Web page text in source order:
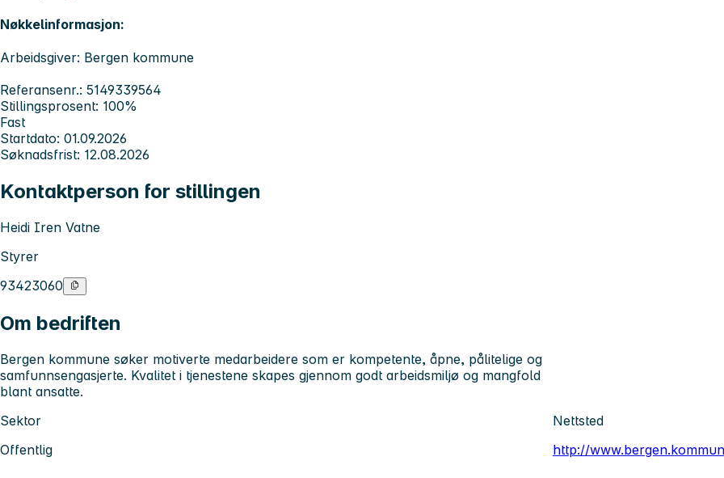
Nøkkelinformasjon:
Arbeidsgiver: Bergen kommune
Referansenr.: 5149339564
Stillingsprosent: 100%
Fast
Startdato: 01.09.2026
Søknadsfrist: 12.08.2026
Kontaktperson for stillingen
Heidi Iren Vatne
Styrer
93423060
Om bedriften
Bergen kommune søker motiverte medarbeidere som er kompetente, åpne, pålitelige og
samfunnsengasjerte. Kvalitet i tjenestene skapes gjennom godt arbeidsmiljø og mangfold
blant ansatte.
Sektor
Offentlig
Nettsted
http://